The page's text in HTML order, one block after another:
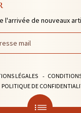
l'arrivée de nouveaux
LÉGALES
POLITIQUE DE